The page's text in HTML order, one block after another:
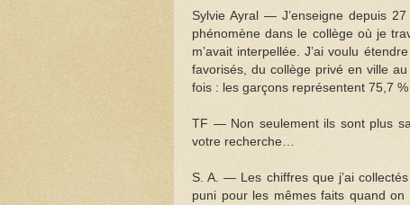
Sylvie Ayral — J’enseigne depuis
phénomène dans le collège où je
m’avait interpellée. J’ai voulu
favorisés, du collège privé en ville
fois : les garçons représentent 75,7
TF — Non seulement ils sont plus
votre recherche…
S. A. — Les chiffres que j’ai
puni pour les mêmes faits quand